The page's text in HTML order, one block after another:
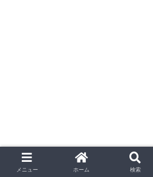
ライフスタイル
メニュー ホーム 検索